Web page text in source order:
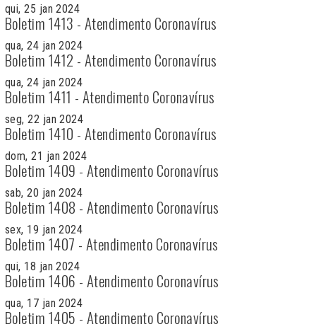
qui, 25 jan 2024
Boletim 1413 - Atendimento Coronavírus
qua, 24 jan 2024
Boletim 1412 - Atendimento Coronavírus
qua, 24 jan 2024
Boletim 1411 - Atendimento Coronavírus
seg, 22 jan 2024
Boletim 1410 - Atendimento Coronavírus
dom, 21 jan 2024
Boletim 1409 - Atendimento Coronavírus
sab, 20 jan 2024
Boletim 1408 - Atendimento Coronavírus
sex, 19 jan 2024
Boletim 1407 - Atendimento Coronavírus
qui, 18 jan 2024
Boletim 1406 - Atendimento Coronavírus
qua, 17 jan 2024
Boletim 1405 - Atendimento Coronavírus